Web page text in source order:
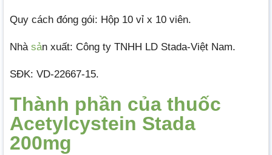
Quy cách đóng gói: Hộp 10 vỉ x 10 viên.
Nhà sản xuất: Công ty TNHH LD Stada-Việt Nam.
SĐK: VD-22667-15.
Thành phần của thuốc
Acetylcystein Stada
200mg